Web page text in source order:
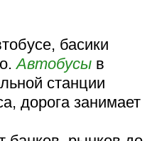
басики
Автобусы в
станции
дорога занимает